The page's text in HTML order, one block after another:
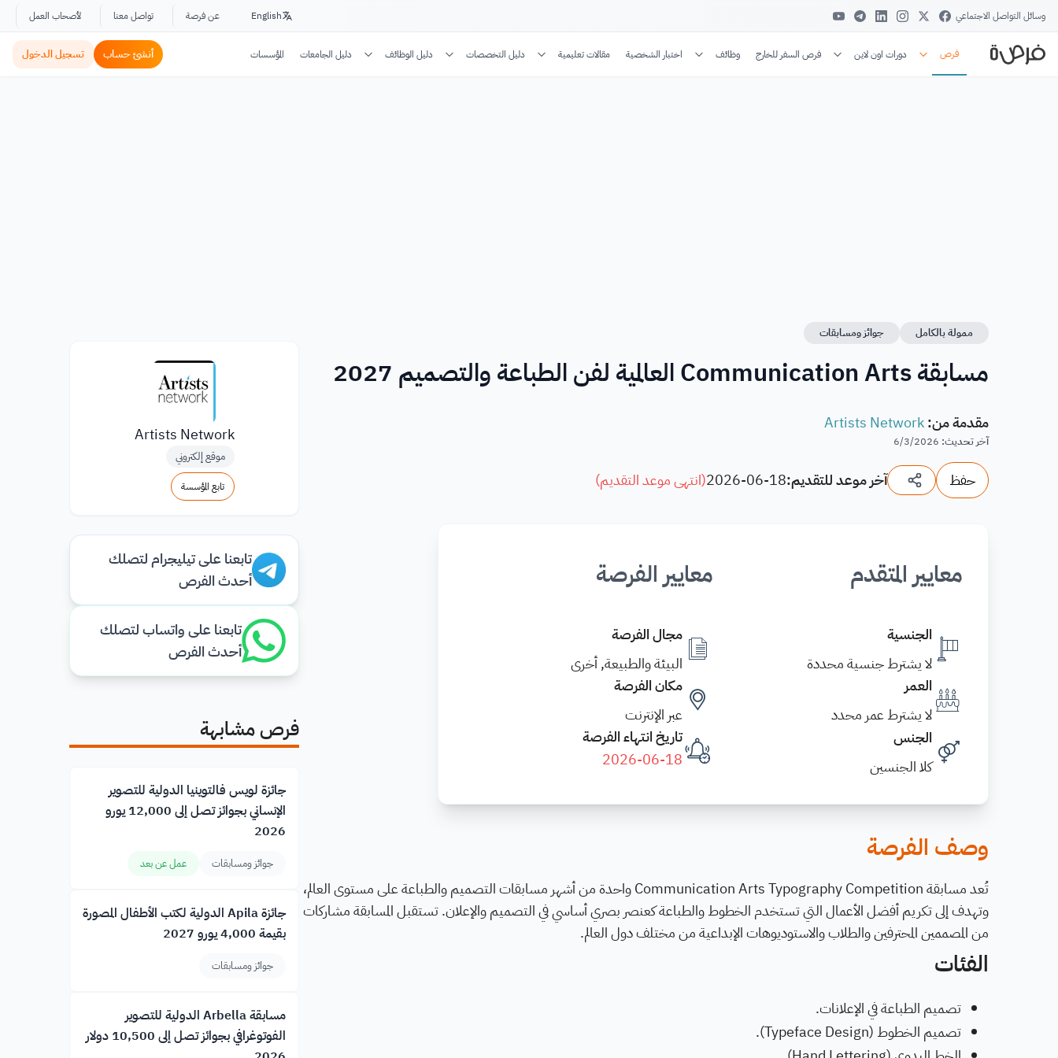
وسائل التواصل الاجتماعي English عن فرصة تواصل معنا لأصحاب العمل
فرص دورات اون لاين فرص السفر للخارج وظائف اختبار الشخصية مقالات تعليمية دليل التخصصات دليل الوظائف دليل الجامعات المؤسسات أنشئ حساب تسجيل الدخول
ممولة بالكامل جوائز ومسابقات
مسابقة Communication Arts العالمية لفن الطباعة والتصميم 2027
مقدمة من:
Artists Network
آخر تحديث:
6/3/2026
حفظ آخر موعد للتقديم:2026-06-18
(انتهى موعد التقديم)
معايير المتقدم
الجنسية
لا يشترط جنسية محددة
العمر
لا يشترط عمر محدد
الجنس
كلا الجنسين
معايير الفرصة
مجال الفرصة
البيئة والطبيعة, أخرى
مكان الفرصة
عبر الإنترنت
تاريخ انتهاء الفرصة
2026-06-18
وصف الفرصة
تُعد مسابقة Communication Arts Typography Competition واحدة من أشهر مسابقات التصميم والطباعة على مستوى العالم،
وتهدف إلى تكريم أفضل الأعمال التي تستخدم الخطوط والطباعة كعنصر بصري أساسي في التصميم والإعلان. تستقبل المسابقة مشاركات
من المصممين المحترفين والطلاب والاستوديوهات الإبداعية من مختلف دول العالم.
الفئات
تصميم الطباعة في الإعلانات.
تصميم الخطوط (Typeface Design).
Artists Network
موقع إلكتروني
تابع المؤسسة
تابعنا على تيليجرام لتصلك
أحدث الفرص
تابعنا على واتساب لتصلك
أحدث الفرص
فرص مشابهة
جائزة لويس فالتوينيا الدولية للتصوير
الإنساني بجوائز تصل إلى 12,000 يورو
2026
جوائز ومسابقات عمل عن بعد
جائزة Apila الدولية لكتب الأطفال المصورة
بقيمة 4,000 يورو 2027
جوائز ومسابقات
مسابقة Arbella الدولية للتصوير
الفوتوغرافي بجوائز تصل إلى 10,500 دولار